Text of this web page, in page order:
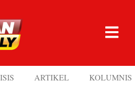
ARTIKEL KOLUMNIS